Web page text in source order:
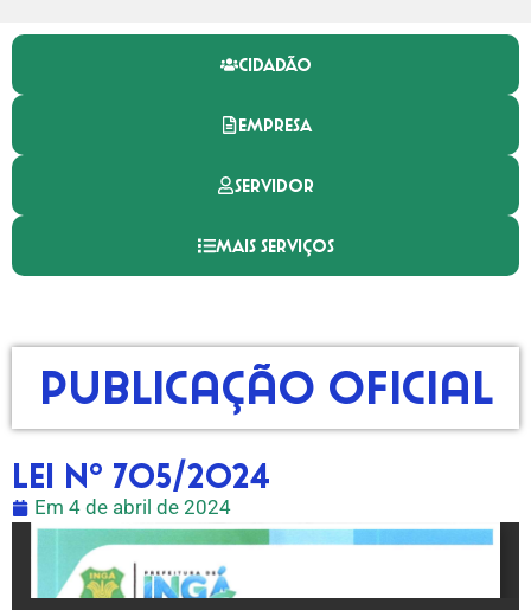
CIDADÃO
EMPRESA
SERVIDOR
MAIS SERVIÇOS
Publicação Oficial
LEI Nº 705/2024
Em 4 de abril de 2024